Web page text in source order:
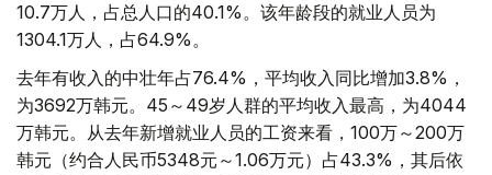
10.7万人，占总人口的40.1%。该年龄段的就业人员为
1304.1万人，占64.9%。
去年有收入的中壮年占76.4%，平均收入同比增加3.8%，
为3692万韩元。45～49岁人群的平均收入最高，为4044
万韩元。从去年新增就业人员的工资来看，100万～200万
韩元（约合人民币5348元～1.06万元）占43.3%，其后依